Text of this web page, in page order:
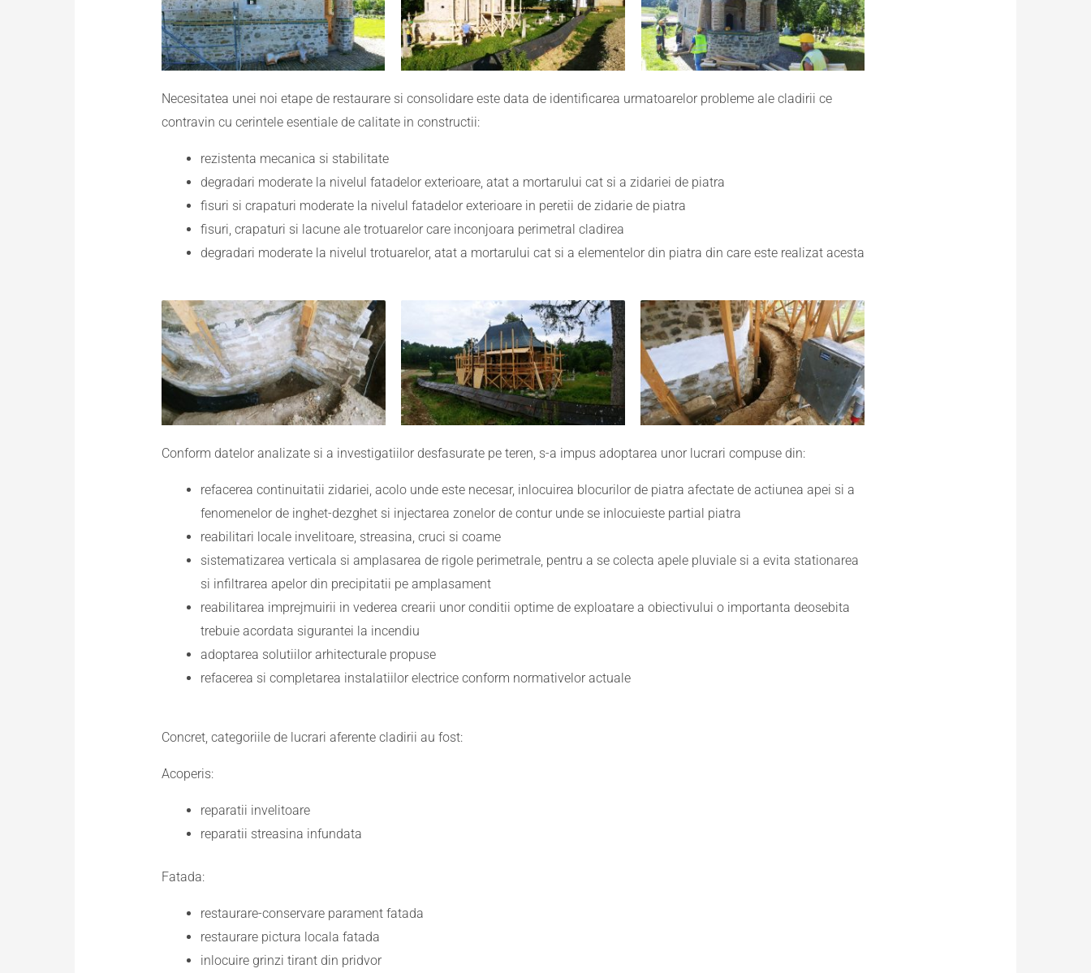
Necesitatea unei noi etape de restaurare si consolidare este data de identificarea urmatoarelor probleme ale cladirii ce
contravin cu cerintele esentiale de calitate in constructii:
rezistenta mecanica si stabilitate
degradari moderate la nivelul fatadelor exterioare, atat a mortarului cat si a zidariei de piatra
fisuri si crapaturi moderate la nivelul fatadelor exterioare in peretii de zidarie de piatra
fisuri, crapaturi si lacune ale trotuarelor care inconjoara perimetral cladirea
degradari moderate la nivelul trotuarelor, atat a mortarului cat si a elementelor din piatra din care este realizat acesta
Conform datelor analizate si a investigatiilor desfasurate pe teren, s-a impus adoptarea unor lucrari compuse din:
refacerea continuitatii zidariei, acolo unde este necesar, inlocuirea blocurilor de piatra afectate de actiunea apei si a
fenomenelor de inghet-dezghet si injectarea zonelor de contur unde se inlocuieste partial piatra
reabilitari locale invelitoare, streasina, cruci si coame
sistematizarea verticala si amplasarea de rigole perimetrale, pentru a se colecta apele pluviale si a evita stationarea
si infiltrarea apelor din precipitatii pe amplasament
reabilitarea imprejmuirii in vederea crearii unor conditii optime de exploatare a obiectivului o importanta deosebita
trebuie acordata sigurantei la incendiu
adoptarea solutiilor arhitecturale propuse
refacerea si completarea instalatiilor electrice conform normativelor actuale
Concret, categoriile de lucrari aferente cladirii au fost:
Acoperis:
reparatii invelitoare
reparatii streasina infundata
Fatada:
restaurare-conservare parament fatada
restaurare pictura locala fatada
inlocuire grinzi tirant din pridvor